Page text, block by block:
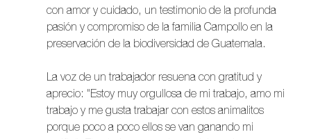
con amor y cuidado, un testimonio de la profunda
pasión y compromiso de la familia Campollo en la
preservación de la biodiversidad de Guatemala.
La voz de un trabajador resuena con gratitud y
aprecio: "Estoy muy orgullosa de mi trabajo, amo mi
trabajo y me gusta trabajar con estos animalitos
porque poco a poco ellos se van ganando mi